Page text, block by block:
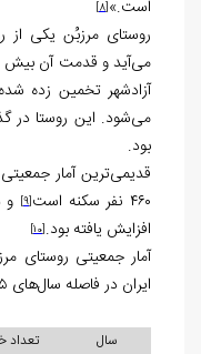
است.»[8]
روستای مرزبُن یکی از
می‌آید و قدمت آن بیش
می‌شود. این روستا در
بود.
۴۶۰ نفر سکنه است
[9]
افزایش یافته بود.[10]
آمار جمعیتی روستای
ایران در فاصله سال‌های ۱۳۳۵ تا ۱۳۹۵ ش به شرح زیر است:
سال تعداد